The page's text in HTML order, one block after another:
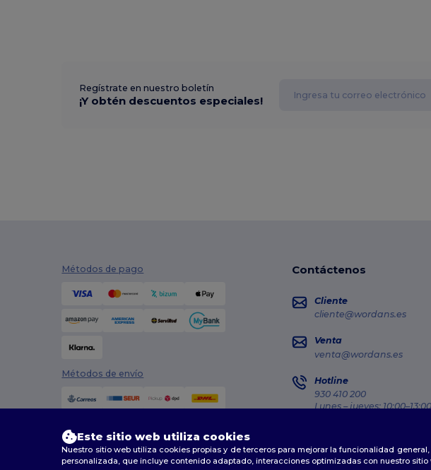
Regístrate en nuestro boletín
¡Y obtén descuentos especiales!
Métodos de pago
Métodos de envío
Contáctenos
Cliente
cliente@wordans.es
Venta
venta@wordans.es
Hotline
930 410 200
Lunes – jueves:
Este sitio web utiliza cookies
Nuestro sitio web utiliza cookies propias y de terceros para mejorar la funcionalidad
personalizada, que incluye contenido adaptado, interacciones optimizadas con nuestro sitio